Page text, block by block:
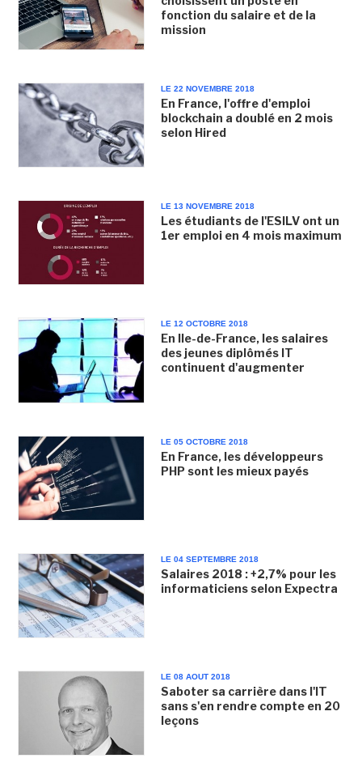
fonction du salaire et de la
mission
LE 22 NOVEMBRE 2018
En France, l'offre d'emploi
blockchain a doublé en 2 mois
selon Hired
LE 13 NOVEMBRE 2018
Les étudiants de l'ESILV ont un
1er emploi en 4 mois maximum
LE 12 OCTOBRE 2018
En Ile-de-France, les salaires
des jeunes diplômés IT
continuent d'augmenter
LE 05 OCTOBRE 2018
En France, les développeurs
PHP sont les mieux payés
LE 04 SEPTEMBRE 2018
Salaires 2018 : +2,7% pour les
informaticiens selon Expectra
LE 08 AOUT 2018
Saboter sa carrière dans l'IT
sans s'en rendre compte en 20
leçons